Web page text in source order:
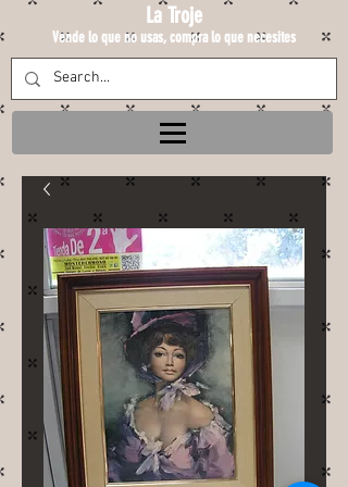
La Troje
Vende lo que no usas, compra lo que necesites